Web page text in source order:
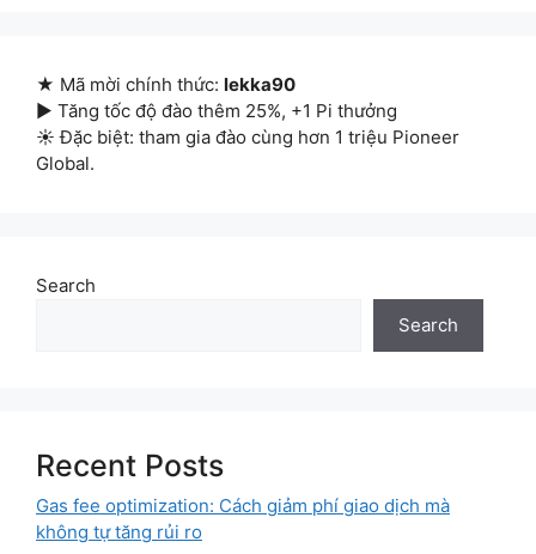
★ Mã mời chính thức: lekka90
▶ Tăng tốc độ đào thêm 25%, +1 Pi thưởng
☀ Đặc biệt: tham gia đào cùng hơn 1 triệu Pioneer
Global.
Search
Search
Recent Posts
Gas fee optimization: Cách giảm phí giao dịch mà
không tự tăng rủi ro